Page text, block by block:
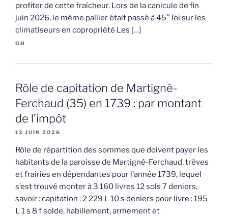
profiter de cette fraîcheur. Lors de la canicule de fin
juin 2026, le même pallier était passé à 45° loi sur les
climatiseurs en copropriété Les […]
OH
Rôle de capitation de Martigné-
Ferchaud (35) en 1739 : par montant
de l’impôt
12 JUIN 2026
Rôle de répartition des sommes que doivent payer les
habitants de la paroisse de Martigné-Ferchaud, trèves
et frairies en dépendantes pour l’année 1739, lequel
s’est trouvé monter à 3 160 livres 12 sols 7 deniers,
savoir : capitation : 2 229 L 10 s deniers pour livre : 195
L 1 s 8 f solde, habillement, armement et